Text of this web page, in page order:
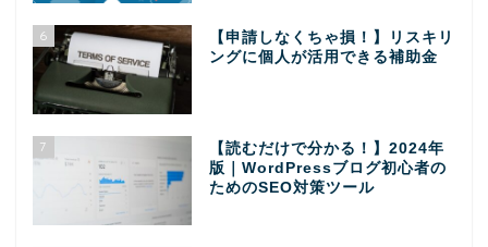
6
【申請しなくちゃ損！】リスキリ
ングに個人が活用できる補助金
7
【読むだけで分かる！】2024年
版｜WordPressブログ初心者の
ためのSEO対策ツール